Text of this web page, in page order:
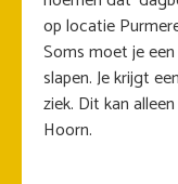
op locatie
Soms moet je
slapen. Je krijgt
ziek. Dit kan
Hoorn.